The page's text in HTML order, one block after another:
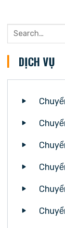
DỊCH VỤ